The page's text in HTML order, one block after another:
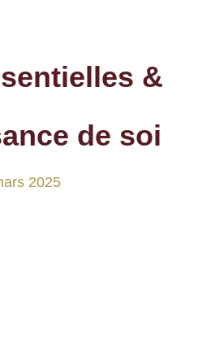
&
de soi
2025